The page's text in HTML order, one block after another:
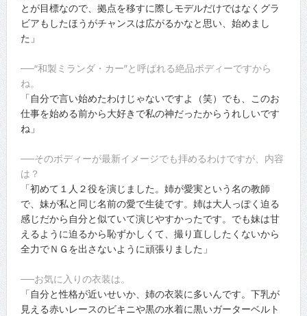
とが目標なので、拠点を移すに際しモデルだけではなくグラ
ビアもしたほうがチャンスは広がるかなと思い、始めまし
た」
──“和製ミランダ・カー”と呼ばれる絶品ボディーですから
ね。
「自分で言い始めたわけじゃないですよ（笑）でも、このお
仕事を始める前から大好きで私の神だったからうれしいです
ね」
──そのボディーが最新イメージでも拝めるわけですが、内容
は？
「初めて１人２役を演じました。姉が愛実という名の教師
で、妹が私と同じ名前の愛で生徒です。姉は大人っぽく迫る
感じだから自分と似ていて演じやすかったです。でも妹は甘
えるように迫るから恥ずかしくて、撮り直ししたくないから
全力でＮＧを出さないように頑張りました」
──お気に入りの衣装は。
「自分と性格が近いせいか、姉の衣装に多いんです。下乳が
見える赤いレースのビキニや黒の水着に黒いガーターベルト